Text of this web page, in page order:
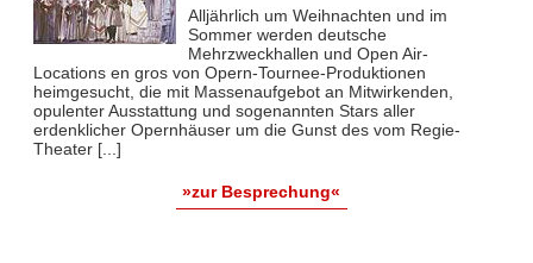
Alljährlich um Weihnachten und im
Sommer werden deutsche
Mehrzweckhallen und Open Air-
Locations en gros von Opern-Tournee-Produktionen
heimgesucht, die mit Massenaufgebot an Mitwirkenden,
opulenter Ausstattung und sogenannten Stars aller
erdenklicher Opernhäuser um die Gunst des vom Regie-
Theater [...]
»zur Besprechung«